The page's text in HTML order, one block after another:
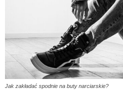
Jak zakładać spodnie na buty narciarskie?